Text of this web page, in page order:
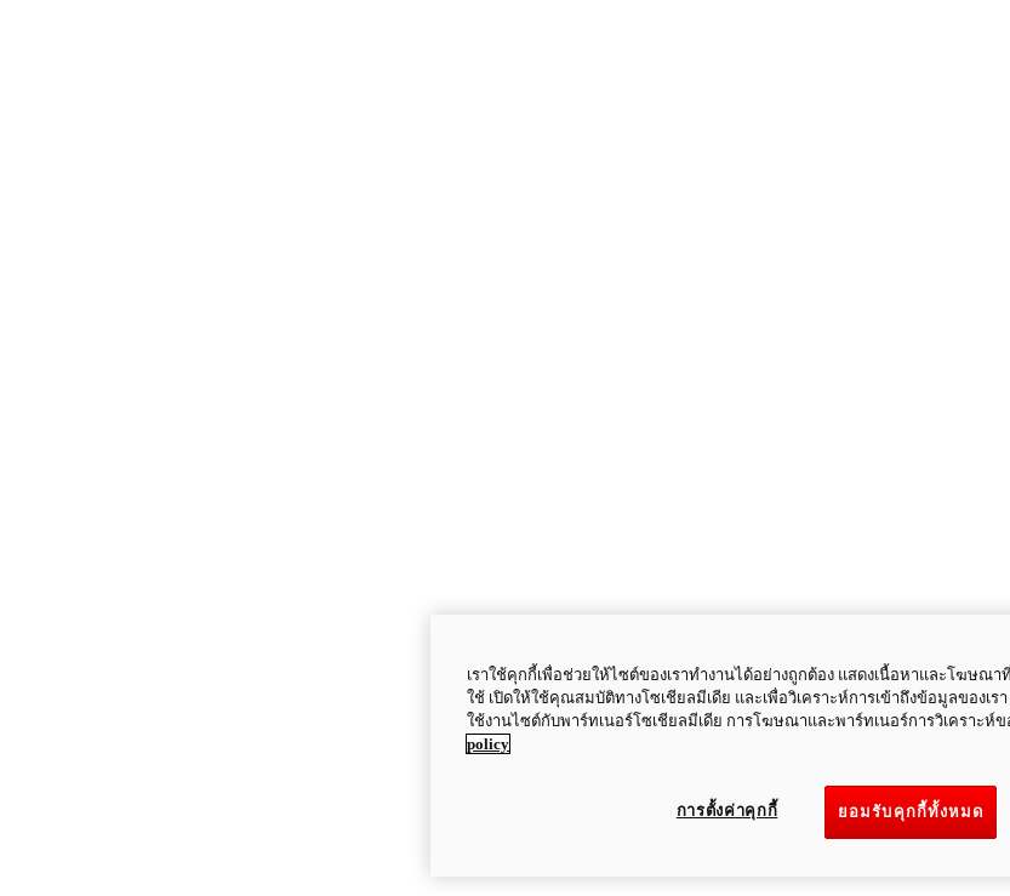
เราใช้คุกกี้เพื่อช่วยให้ไซต์ของเราทำงานได้อย่างถูกต้อง แสดงเนื้อหาและโฆษณ
ใช้ เปิดให้ใช้คุณสมบัติทางโซเชียลมีเดีย และเพื่อวิเคราะห์การเข้าถึงข้อมูลของเร
ใช้งานไซต์กับพาร์ทเนอร์โซเชียลมีเดีย การโฆษณาและพาร์ทเนอร์การวิเคราะห์ข
policy
ยอมรับคุกกี้ทั้งหมด
การตั้งค่าคุกกี้